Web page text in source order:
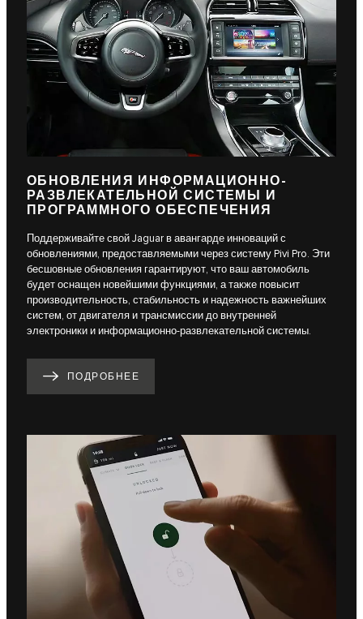
ОБНОВЛЕНИЯ ИНФОРМАЦИОННО-
РАЗВЛЕКАТЕЛЬНОЙ СИСТЕМЫ И
ПРОГРАММНОГО ОБЕСПЕЧЕНИЯ
Поддерживайте свой Jaguar в авангарде инноваций с
обновлениями, предоставляемыми через систему Pivi Pro. Эти
бесшовные обновления гарантируют, что ваш автомобиль
будет оснащен новейшими функциями, а также повысит
производительность, стабильность и надежность важнейших
систем, от двигателя и трансмиссии до внутренней
электроники и информационно-развлекательной системы.
ПОДРОБНЕЕ